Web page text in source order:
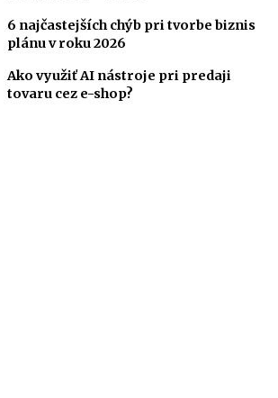
6 najčastejších chýb pri tvorbe biznis
plánu v roku 2026
Ako využiť AI nástroje pri predaji
tovaru cez e-shop?